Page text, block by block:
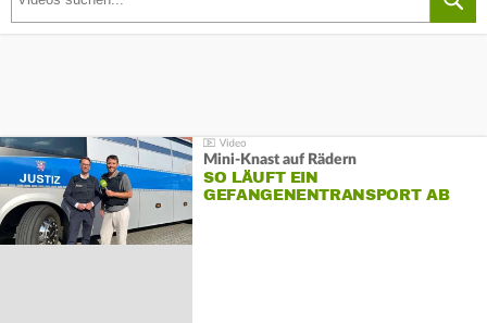
Mini-Knast auf Rädern
SO LÄUFT EIN
GEFANGENENTRANSPORT AB